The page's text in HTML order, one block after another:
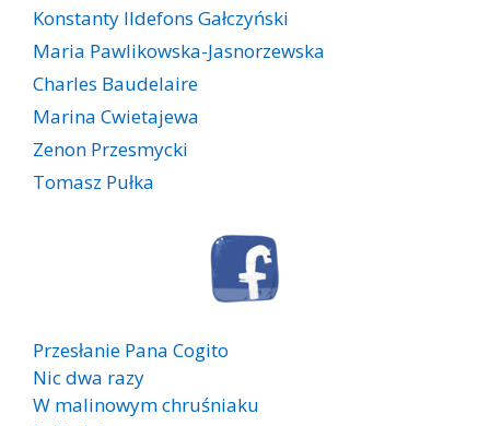
Konstanty Ildefons Gałczyński
Maria Pawlikowska-Jasnorzewska
Charles Baudelaire
Marina Cwietajewa
Zenon Przesmycki
Tomasz Pułka
Przesłanie Pana Cogito
Nic dwa razy
W malinowym chruśniaku